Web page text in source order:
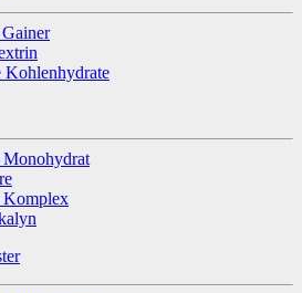
Kohlenhydrate
Monohydrat
Komplex